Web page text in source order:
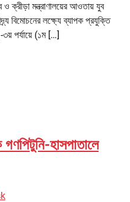
ক্রীড়া মন্ত্রাণালয়ের আওতায় যুব
বিমোচনের লক্ষ্যে ব্যাপক প্রযুক্তি
৩য় পর্যায়ে (১ম […]
হাসপাতালে